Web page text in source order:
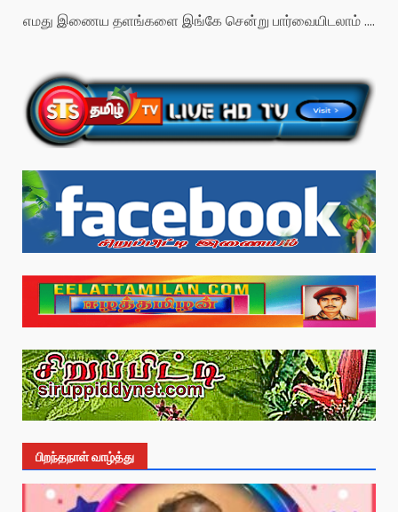
எமது இணைய தளங்களை இங்கே சென்று பார்வையிடலாம் ....
பிறந்தநாள் வாழ்த்து